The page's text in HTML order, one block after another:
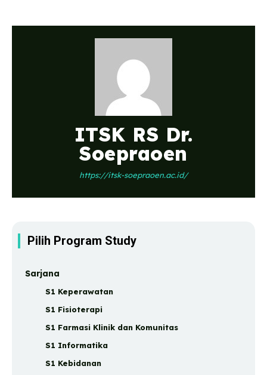
ITSK RS Dr.
Soepraoen
https://itsk-soepraoen.ac.id/
Pilih Program Study
Sarjana
S1 Keperawatan
S1 Fisioterapi
S1 Farmasi Klinik dan Komunitas
S1 Informatika
S1 Kebidanan